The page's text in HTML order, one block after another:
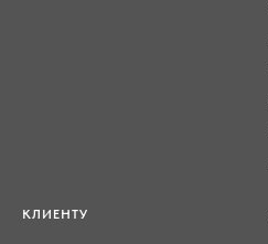
КЛИЕНТУ